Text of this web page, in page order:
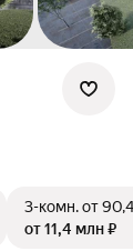
3-комн.от
от 11,4 млн ₽